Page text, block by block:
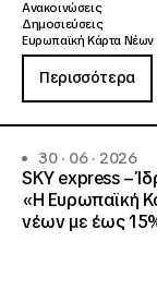
Ανακοινώσεις
Δημοσιεύσεις
Ευρωπαϊκή Κάρτα Νέων
Περισσότερα
30 · 06 · 2026
SKY express –
«Η Ευρωπαϊκή
νέων με έως